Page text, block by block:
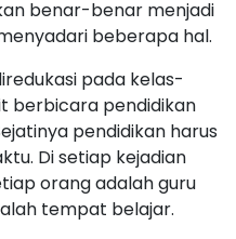
benar-benar menjadi
beberapa hal.
pada kelas-
berbicara pendidikan
pendidikan harus
Di setiap kejadian
orang adalah guru
tempat belajar.